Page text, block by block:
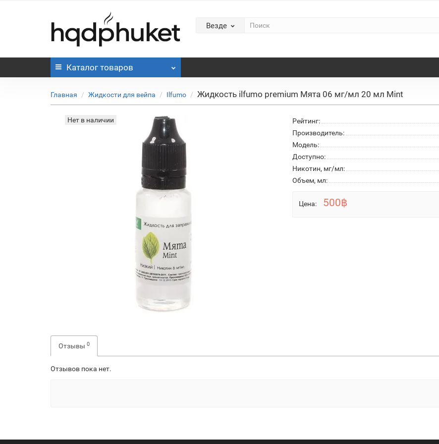
Везде
Каталог товаров
Главная Жидкости для вейпа Ilfumo Жидкость ilfumo premium Мята 06 мг/мл 20 мл Mint
Нет в наличии Рейтинг:
Производитель:
Модель:
Доступно:
Никотин, мг/мл:
Объем, мл:
Цена: 500฿
Отзывы 0
Отзывов пока нет.